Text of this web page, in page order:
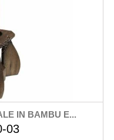
IN BAMBU E...
03